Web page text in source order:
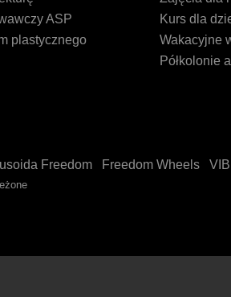
ASP
plastycznego
Kurs dla
Wakacyjne
Półkolonie
Freedom Freedom Wheels